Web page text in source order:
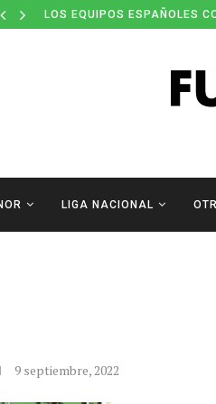
LOS EQUIPOS ESPAÑOLES
LIGA NACIONAL
9 septiembre, 2022